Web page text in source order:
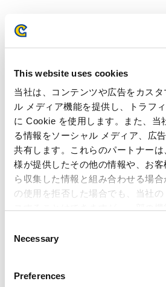
This website uses cookies
当社は、コンテンツや広告をカス
ル メディア機能を提供し、トラフ
に Cookie を使用します。また、当
る情報をソーシャル メディア、広
共有します。これらのパートナー
様が提供したその他の情報や、お
ら収集した情報と組み合わせる場
の使用を拒否した場合でも、当社
Necessary
Preferences
ご覧になるには、Acrobat Reader が必要
い。
2026年07月28日
2026年07月01日〜2026年07月27日